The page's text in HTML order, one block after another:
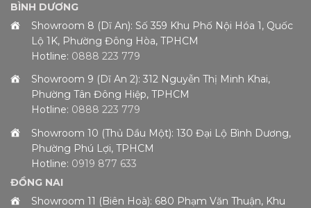
BÌNH DƯƠNG
Showroom 8 (Dĩ An): Số 359 Khu Phố Nội Hóa 1, Quốc
Lộ 1K, Phường Đông Hòa, TPHCM
Hotline: 0888 223 779
Showroom 9 (Dĩ An 2): 312 Nguyễn Thị Minh Khai,
Phường Tân Đông Hiệp, TPHCM
Hotline: 0888 223 779
Showroom 10 (Thủ Dầu Một): 130 Đại Lộ Bình Dương,
Phường Phú Lợi, TPHCM
Hotline: 0919 877 633
ĐỒNG NAI
Showroom 11 (Biên Hoà): 680 Phạm Văn Thuận, Khu